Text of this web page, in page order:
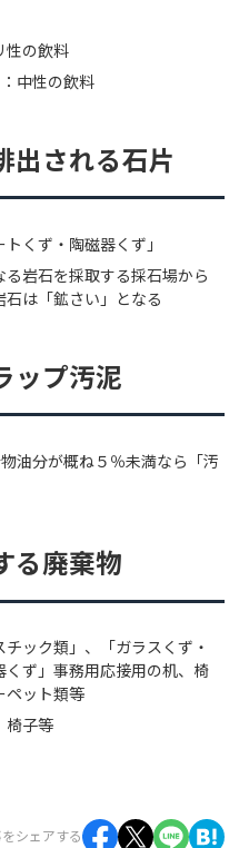
性の飲料
中性の飲料
出される石片
くず・陶磁器くず」
る岩石を採取する採石場から
は「鉱さい」となる
ップ汚泥
油分が概ね５％未満なら「汚
る廃棄物
チック類」、「ガラスくず・
ず」事務用応接用の机、椅
ペット類等
椅子等
シェアする